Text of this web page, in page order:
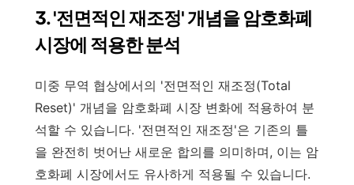
3. '전면적인 재조정' 개념을 암호화폐
시장에 적용한 분석
미중 무역 협상에서의 '전면적인 재조정(Total
Reset)' 개념을 암호화폐 시장 변화에 적용하여 분
석할 수 있습니다. '전면적인 재조정'은 기존의 틀
을 완전히 벗어난 새로운 합의를 의미하며, 이는 암
호화폐 시장에서도 유사하게 적용될 수 있습니다.